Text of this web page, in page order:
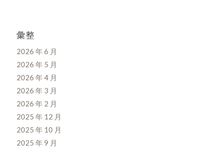
彙整
2026 年 6 月
2026 年 5 月
2026 年 4 月
2026 年 3 月
2026 年 2 月
2025 年 12 月
2025 年 10 月
2025 年 9 月